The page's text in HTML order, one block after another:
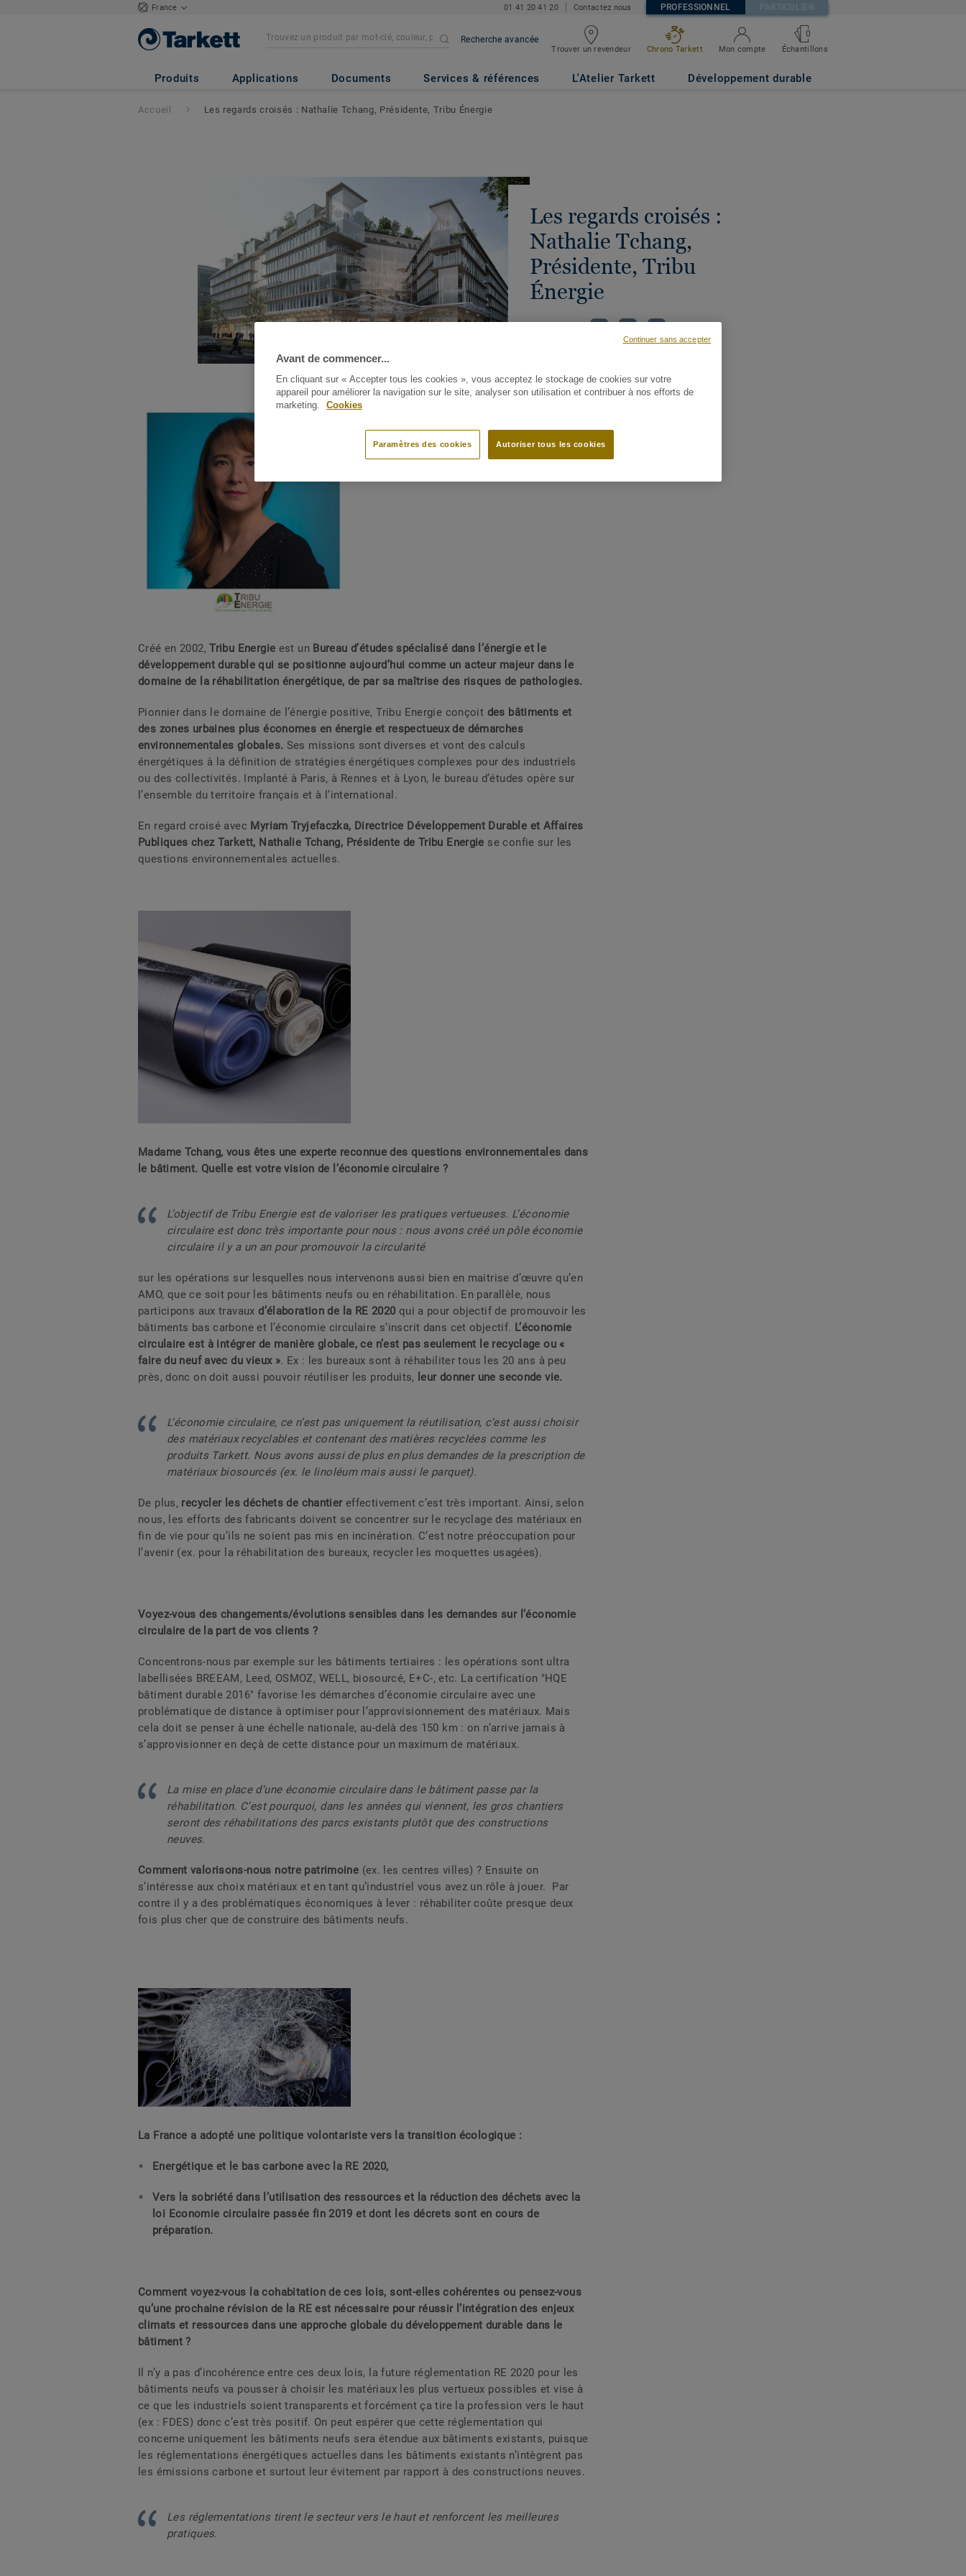
France 01 41 20 41 20 Contactez nous PROFESSIONNEL PARTICULIER
Recherche avancée
Trouver un revendeur Chrono Tarkett Mon compte
0
Échantillons
Produits Applications Documents Services & références L'Atelier Tarkett Développement durable
Accueil Les regards croisés : Nathalie Tchang, Présidente, Tribu Énergie
Les regards croisés :
Nathalie Tchang,
Présidente, Tribu
Énergie
Créé en 2002,Tribu Energie est un Bureau d’études spécialisé dans l’énergie et le
développement durable qui se positionne aujourd’hui comme un acteur majeur dans le
domaine de la réhabilitation énergétique, de par sa maîtrise des risques de pathologies.
Pionnier dans le domaine de l’énergie positive, Tribu Energie conçoit des bâtiments et
des zones urbaines plus économes en énergie et respectueux de démarches
environnementales globales. Ses missions sont diverses et vont des calculs
énergétiques à la définition de stratégies énergétiques complexes pour des industriels
ou des collectivités. Implanté à Paris, à Rennes et à Lyon, le bureau d’études opère sur
l’ensemble du territoire français et à l’international.
En regard croisé avec Myriam Tryjefaczka, Directrice Développement Durable et Affaires
Publiques chez Tarkett, Nathalie Tchang, Présidente de Tribu Energie se confie sur les
questions environnementales actuelles.
Madame Tchang, vous êtes une experte reconnue des questions environnementales dans
le bâtiment. Quelle est votre vision de l’économie circulaire ?
L’objectif de Tribu Energie est de valoriser les pratiques vertueuses. L’économie
circulaire est donc très importante pour nous : nous avons créé un pôle économie
circulaire il y a un an pour promouvoir la circularité
sur les opérations sur lesquelles nous intervenons aussi bien en maitrise d’œuvre qu’en
AMO, que ce soit pour les bâtiments neufs ou en réhabilitation. En parallèle, nous
participons aux travaux d’élaboration de la RE 2020 qui a pour objectif de promouvoir les
bâtiments bas carbone et l’économie circulaire s’inscrit dans cet objectif. L’économie
circulaire est à intégrer de manière globale, ce n’est pas seulement le recyclage ou «
faire du neuf avec du vieux ». Ex : les bureaux sont à réhabiliter tous les 20 ans à peu
près, donc on doit aussi pouvoir réutiliser les produits, leur donner une seconde vie.
L’économie circulaire, ce n’est pas uniquement la réutilisation, c’est aussi choisir
des matériaux recyclables et contenant des matières recyclées comme les
produits Tarkett. Nous avons aussi de plus en plus demandes de la prescription de
matériaux biosourcés (ex. le linoléum mais aussi le parquet).
De plus, recycler les déchets de chantiereffectivement c’est très important. Ainsi, selon
nous, les efforts des fabricants doivent se concentrer sur le recyclage des matériaux en
fin de vie pour qu’ils ne soient pas mis en incinération. C’est notre préoccupation pour
l’avenir (ex. pour la réhabilitation des bureaux, recycler les moquettes usagées).
Voyez-vous des changements/évolutions sensibles dans les demandes sur l’économie
circulaire de la part de vos clients ?
Concentrons-nous par exemple sur les bâtiments tertiaires : les opérations sont ultra
labellisées BREEAM, Leed, OSMOZ, WELL, biosourcé, E+C-, etc. La certification "HQE
bâtiment durable 2016" favorise les démarches d’économie circulaire avec une
problématique de distance à optimiser pour l’approvisionnement des matériaux. Mais
cela doit se penser à une échelle nationale, au-delà des 150 km : on n’arrive jamais à
s’approvisionner en deçà de cette distance pour un maximum de matériaux.
La mise en place d’une économie circulaire dans le bâtiment passe par la
réhabilitation. C’est pourquoi, dans les années qui viennent, les gros chantiers
seront des réhabilitations des parcs existants plutôt que des constructions
neuves.
Comment valorisons-nous notre patrimoine (ex. les centres villes) ? Ensuite on
s’intéresse aux choix matériaux et en tant qu’industriel vous avez un rôle à jouer. Par
contre il y a des problématiques économiques à lever : réhabiliter coûte presque deux
fois plus cher que de construire des bâtiments neufs.
La France a adopté une politique volontariste vers la transition écologique :
Energétique et le bas carbone avec la RE 2020,
Vers la sobriété dans l’utilisation des ressources et la réduction des déchets avec la
loi Economie circulaire passée fin 2019 et dont les décrets sont en cours de
préparation.
Comment voyez-vous la cohabitation de ces lois, sont-elles cohérentes ou pensez-vous
qu’une prochaine révision de la RE est nécessaire pour réussir l’intégration des enjeux
climats et ressources dans une approche globale du développement durable dans le
bâtiment ?
Il n’y a pas d’incohérence entre ces deux lois, la future réglementation RE 2020 pour les
bâtiments neufs va pousser à choisir les matériaux les plus vertueux possibles et vise à
ce que les industriels soient transparents et forcément ça tire la profession vers le haut
(ex : FDES) donc c’est très positif. On peut espérer que cette réglementation qui
concerne uniquement les bâtiments neufs sera étendue aux bâtiments existants, puisque
les réglementations énergétiques actuelles dans les bâtiments existants n’intègrent pas
les émissions carbone et surtout leur évitement par rapport à des constructions neuves.
Les réglementations tirent le secteur vers le haut et renforcent les meilleures
pratiques.
Avant de commencer...
En cliquant sur « Accepter tous les cookies », vous acceptez le stockage de cookies sur votre
appareil pour améliorer la navigation sur le site, analyser son utilisation et contribuer à nos efforts de
marketing.
Cookies
Autoriser tous les cookies
Paramètres des cookies
Continuer sans accepter